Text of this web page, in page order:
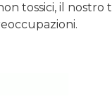
tossici, il